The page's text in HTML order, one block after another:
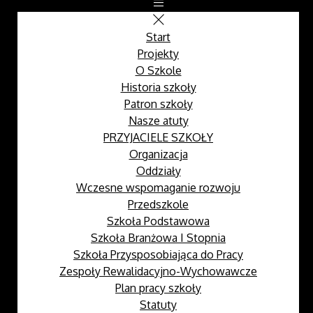
Start
Projekty
O Szkole
Historia szkoły
Patron szkoły
Nasze atuty
PRZYJACIELE SZKOŁY
Organizacja
Oddziały
Wczesne wspomaganie rozwoju
Przedszkole
Szkoła Podstawowa
Szkoła Branżowa I Stopnia
Szkoła Przysposobiająca do Pracy
Zespoły Rewalidacyjno-Wychowawcze
Plan pracy szkoły
Statuty